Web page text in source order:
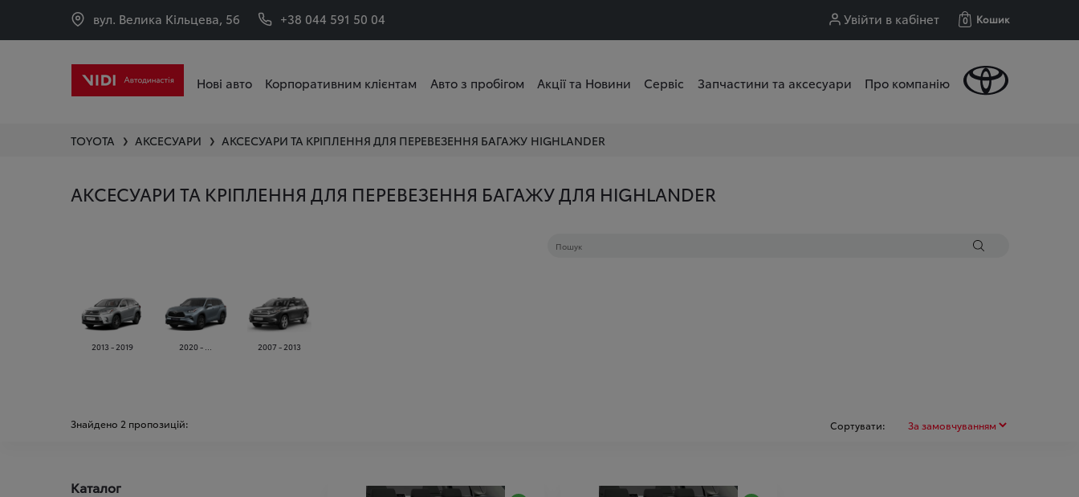
вул. Велика Кільцева, 56 +38 044 591 50 04 Увійти в кабінет 0 Кошик
Нові авто Корпоративним клієнтам Авто з пробігом Акції та Новини Сервіс Запчастини та аксесуари Про компанію
TOYOTA ❯ АКСЕСУАРИ ❯ АКСЕСУАРИ ТА КРІПЛЕННЯ ДЛЯ ПЕРЕВЕЗЕННЯ БАГАЖУ HIGHLANDER
АКСЕСУАРИ ТА КРІПЛЕННЯ ДЛЯ ПЕРЕВЕЗЕННЯ БАГАЖУ ДЛЯ HIGHLANDER
2013 - 2019 2020 - ... 2007 - 2013
Знайдено 2 пропозицій: Сортувати:
Каталог